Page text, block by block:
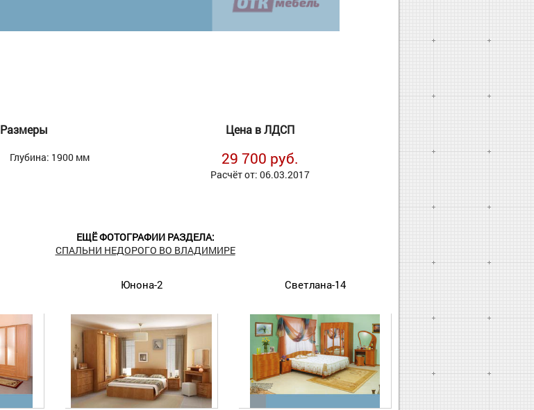
Размеры
Глубина: 1900 мм
Цена в ЛДСП
29 700 руб.
Расчёт от: 06.03.2017
ЕЩЁ ФОТОГРАФИИ РАЗДЕЛА:
СПАЛЬНИ НЕДОРОГО ВО ВЛАДИМИРЕ
Юнона-2 Светлана-14